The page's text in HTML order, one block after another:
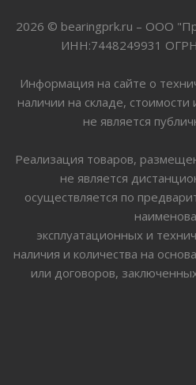
2026 © bearingprk.ru – ООО
ИНН:7448249931
Информация на сайте о
наличии на складе,
не является
Реализация товаров,
не является
осуществляется по
эксплуатационных и
наличия и количества на
или договоров,